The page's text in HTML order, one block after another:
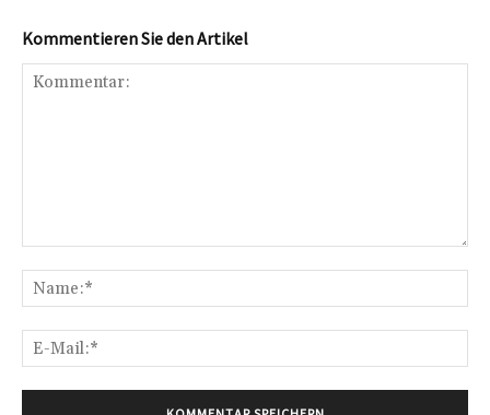
Kommentieren Sie den Artikel